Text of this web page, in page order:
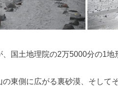
国土地理院の2万5000分の1
東側に広がる裏砂漠、そして